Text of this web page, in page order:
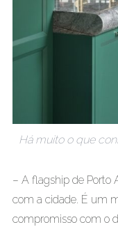
Há muito o que
– A flagship de Porto
com a cidade. É um
compromisso com o